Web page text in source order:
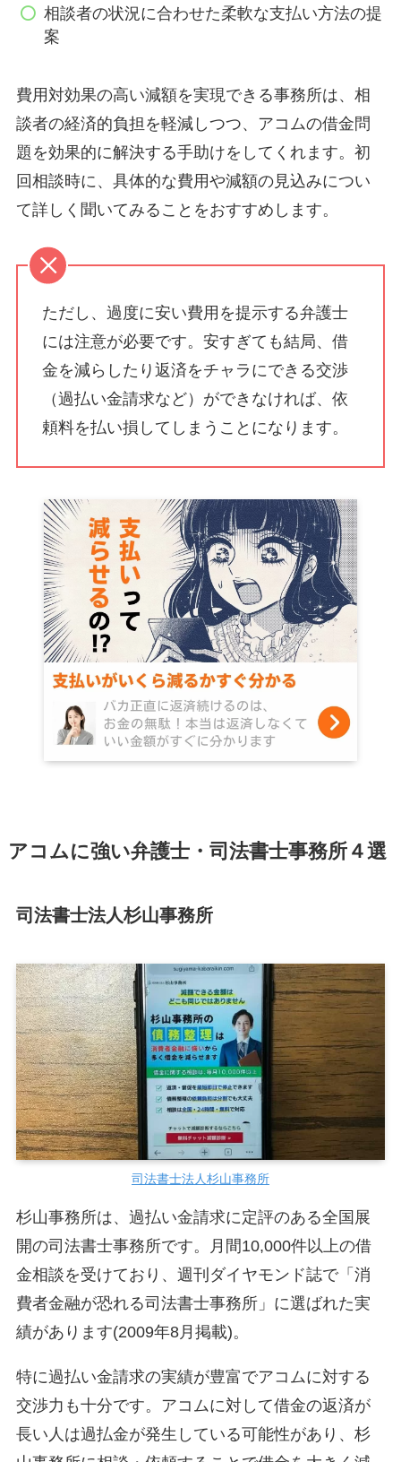
相談者の状況に合わせた柔軟な支払い方法の提
案
費用対効果の高い減額を実現できる事務所は、相
談者の経済的負担を軽減しつつ、アコムの借金問
題を効果的に解決する手助けをしてくれます。初
回相談時に、具体的な費用や減額の見込みについ
て詳しく聞いてみることをおすすめします。
ただし、過度に安い費用を提示する弁護士
には注意が必要です。安すぎても結局、借
金を減らしたり返済をチャラにできる交渉
（過払い金請求など）ができなければ、依
頼料を払い損してしまうことになります。
アコムに強い弁護士・司法書士事務所４選
司法書士法人杉山事務所
司法書士法人杉山事務所
杉山事務所は、過払い金請求に定評のある全国展
開の司法書士事務所です。月間10,000件以上の借
金相談を受けており、週刊ダイヤモンド誌で「消
費者金融が恐れる司法書士事務所」に選ばれた実
績があります(2009年8月掲載)。
特に過払い金請求の実績が豊富でアコムに対する
交渉力も十分です。アコムに対して借金の返済が
長い人は過払金が発生している可能性があり、杉